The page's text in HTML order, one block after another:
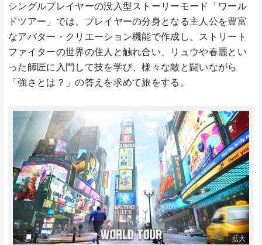
シングルプレイヤーの没入型ストーリーモード「ワール
ドツアー」では、プレイヤーの分身となる主人公を豊富
なアバター・クリエーション機能で作成し、ストリート
ファイターの世界の住人と触れ合い、リュウや春麗とい
った師匠に入門して技を学び、様々な敵と闘いながら
「強さとは？」の答えを求めて旅をする。